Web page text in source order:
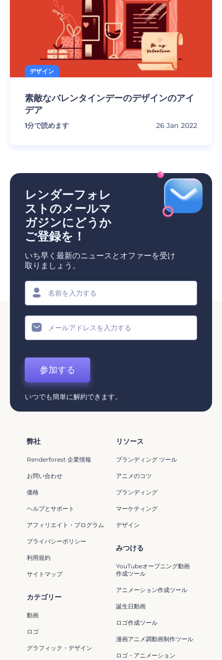
デザイン
素敵なバレンタインデーのデザインのアイ
デア
1分で読めます 26 Jan 2022
レンダーフォレ
ストのメールマ
ガジンにどうか
ご登録を！
いち早く最新のニュースとオファーを受け
取りましょう。
参加する
いつでも簡単に解約できます。
弊社
Renderforest 企業情報
お問い合わせ
価格
ヘルプとサポート
アフィリエイト・プログラム
プライバシーポリシー
利用規約
サイトマップ
リソース
ブランディング ツール
アニメのコツ
ブランディング
マーケティング
デザイン
カテゴリー
動画
ロゴ
グラフィック・デザイン
みつける
YouTubeオープニング動画
作成ツール
アニメーション作成ツール
誕生日動画
ロゴ作成ツール
漫画アニメ調動画制作ツール
ロゴ・アニメーション